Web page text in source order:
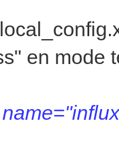
en mode